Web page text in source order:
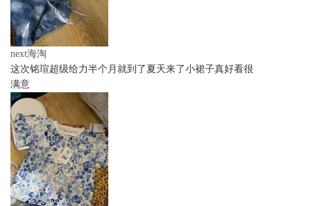
next海淘
这次铭瑄超级给力半个月就到了夏天来了小裙子真好看很
满意